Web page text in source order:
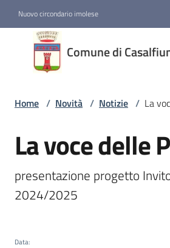
Nuovo circondario imolese
Comune di
Comune di
Casalfiumanese
Amministrazione
Novità
Menu selezionato
Servizi
Casalfiumanese
Home / Novità / Notizie / La
Salta al contenuto
La voce delle
presentazione progetto
2024/2025
Data: